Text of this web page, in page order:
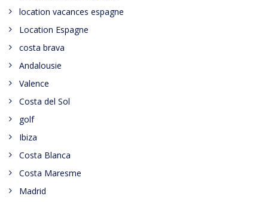
location vacances espagne
Location Espagne
costa brava
Andalousie
Valence
Costa del Sol
golf
Ibiza
Costa Blanca
Costa Maresme
Madrid